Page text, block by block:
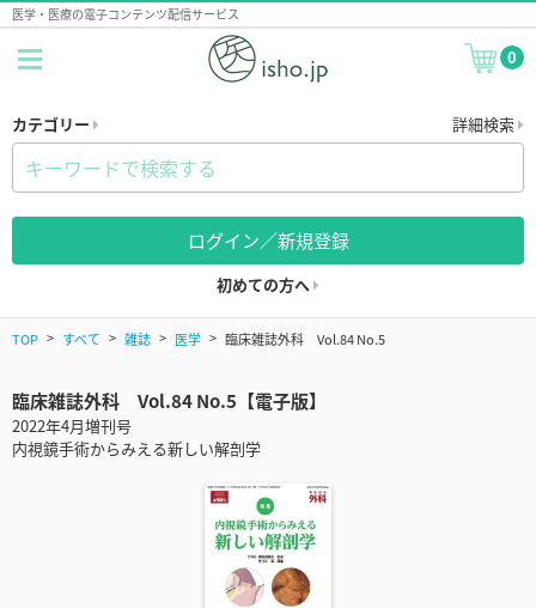
医学・医療の電子コンテンツ配信サービス
0
カテゴリー 詳細検索
ログイン／新規登録
初めての方へ
TOP すべて 雑誌 医学 臨床雑誌外科 Vol.84 No.5
臨床雑誌外科 Vol.84 No.5【電子版】
2022年4月増刊号
内視鏡手術からみえる新しい解剖学